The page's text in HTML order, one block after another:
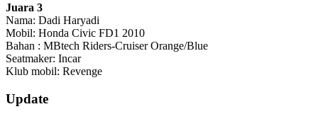
Juara 3
Nama: Dadi Haryadi
Mobil: Honda Civic FD1 2010
Bahan : MBtech Riders-Cruiser Orange/Blue
Seatmaker: Incar
Klub mobil: Revenge
2019-
07-
Update